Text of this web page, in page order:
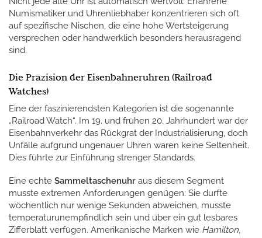
Numismatiker und Uhrenliebhaber konzentrieren sich oft
auf spezifische Nischen, die eine hohe Wertsteigerung
versprechen oder handwerklich besonders herausragend
sind.
Die Präzision der Eisenbahneruhren (Railroad
Watches)
Eine der faszinierendsten Kategorien ist die sogenannte
„Railroad Watch“. Im 19. und frühen 20. Jahrhundert war der
Eisenbahnverkehr das Rückgrat der Industrialisierung, doch
Unfälle aufgrund ungenauer Uhren waren keine Seltenheit.
Dies führte zur Einführung strenger Standards.
Eine echte Sammeltaschenuhr aus diesem Segment
musste extremen Anforderungen genügen: Sie durfte
wöchentlich nur wenige Sekunden abweichen, musste
temperaturunempfindlich sein und über ein gut lesbares
Zifferblatt verfügen. Amerikanische Marken wie Hamilton,